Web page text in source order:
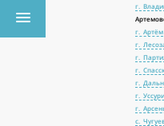
г.
г. Артём
г.
г.
г.
г.
г.
г.
с.